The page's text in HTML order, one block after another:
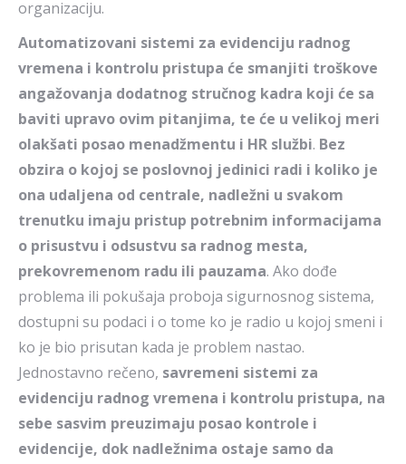
organizaciju.
Automatizovani sistemi za evidenciju radnog
vremena i kontrolu pristupa će smanjiti troškove
angažovanja dodatnog stručnog kadra koji će sa
baviti upravo ovim pitanjima, te će u velikoj meri
olakšati posao menadžmentu i HR službi. Bez
obzira o kojoj se poslovnoj jedinici radi i koliko je
ona udaljena od centrale, nadležni u svakom
trenutku imaju pristup potrebnim informacijama
o prisustvu i odsustvu sa radnog mesta,
prekovremenom radu ili pauzama. Ako dođe
problema ili pokušaja proboja sigurnosnog sistema,
dostupni su podaci i o tome ko je radio u kojoj smeni i
ko je bio prisutan kada je problem nastao.
Jednostavno rečeno, savremeni sistemi za
evidenciju radnog vremena i kontrolu pristupa, na
sebe sasvim preuzimaju posao kontrole i
evidencije, dok nadležnima ostaje samo da